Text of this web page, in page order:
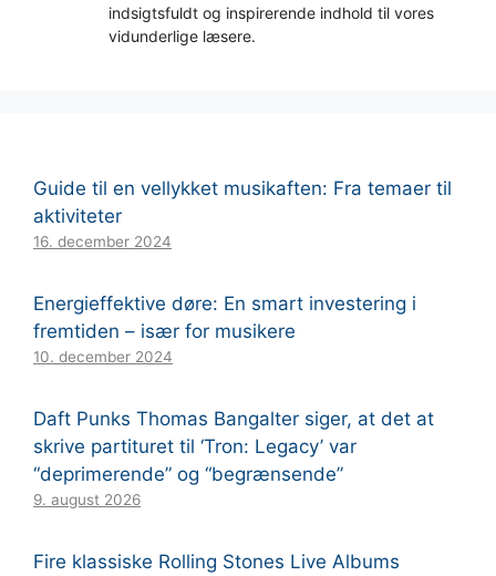
indsigtsfuldt og inspirerende indhold til vores
vidunderlige læsere.
Guide til en vellykket musikaften: Fra temaer til
aktiviteter
16. december 2024
Energieffektive døre: En smart investering i
fremtiden – især for musikere
10. december 2024
Daft Punks Thomas Bangalter siger, at det at
skrive partituret til ‘Tron: Legacy’ var
“deprimerende” og “begrænsende”
9. august 2026
Fire klassiske Rolling Stones Live Albums